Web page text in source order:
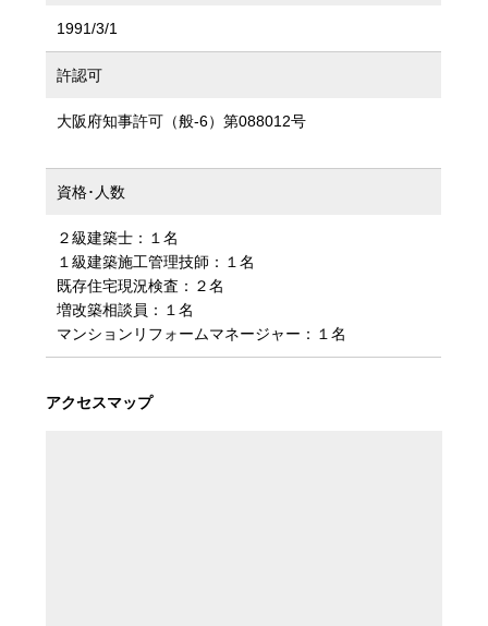
1991/3/1
許認可
大阪府知事許可（般-6）第088012号
資格･人数
２級建築士：１名
１級建築施工管理技師：１名
既存住宅現況検査：２名
増改築相談員：１名
マンションリフォームマネージャー：１名
アクセスマップ